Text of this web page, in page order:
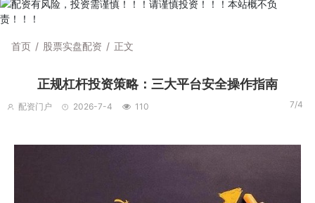
首页 / 股票实盘配资 / 正文
正规杠杆投资策略：三大平台安全操作指南
配资门户 2026-7-4 110 7/4